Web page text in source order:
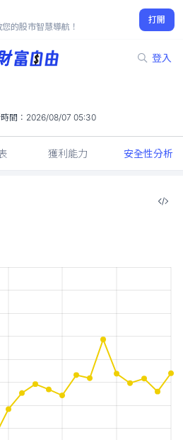
的股市智慧導航！
打開
登入
-4.9%
間： 2026/08/07 05:30
獲利能力 安全性分析